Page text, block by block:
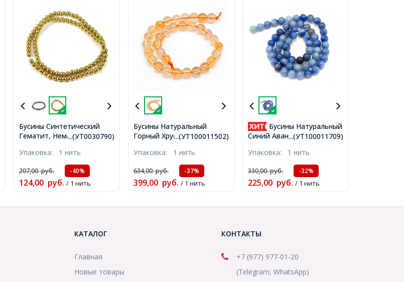
...(УТ0030790)
Бусины Синтетический
Гематит, Немагнитный, на
4мм, Отв. 1мм, около
95шт/38см/нить,
(УТ0030790)
Упаковка: 1 нить
207,00руб. -40%
124,00 руб. / 1 нить
...(УТ100011502)
Бусины Натуральный
Горный Хрусталь, на
Золотой, Размер: 6мм,
Отв. 1мм, около
28шт/18см/нить,
(УТ100011502)
Упаковка: 1 нить
634,00руб. -37%
399,00 руб. / 1 нить
...(УТ100011709)
Бусины Натуральный
Синий Авантюрин Круглые,
около 65шт/38см/нить,
(УТ100011709)
Упаковка: 1 нить
330,00руб. -32%
225,00 руб. / 1 нить
КАТАЛОГ
Главная
Новые товары
КОНТАКТЫ
+7 (977) 977-01-20
(Telegram, WhatsApp)